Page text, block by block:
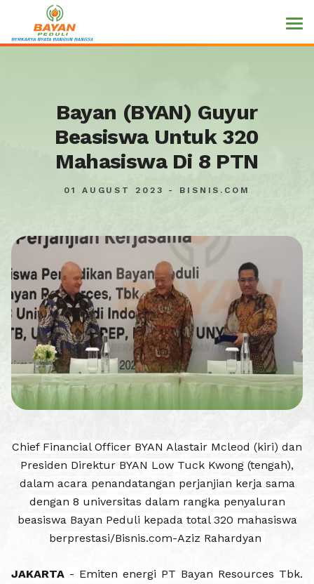
Bayan (BYAN) Guyur
Beasiswa Untuk 320
Mahasiswa Di 8 PTN
01 AUGUST 2023 - BISNIS.COM
Chief Financial Officer BYAN Alastair Mcleod (kiri) dan
Presiden Direktur BYAN Low Tuck Kwong (tengah),
dalam acara penandatangan perjanjian kerja sama
dengan 8 universitas dalam rangka penyaluran
beasiswa Bayan Peduli kepada total 320 mahasiswa
berprestasi/Bisnis.com-Aziz Rahardyan
JAKARTA - Emiten energi PT Bayan Resources Tbk.